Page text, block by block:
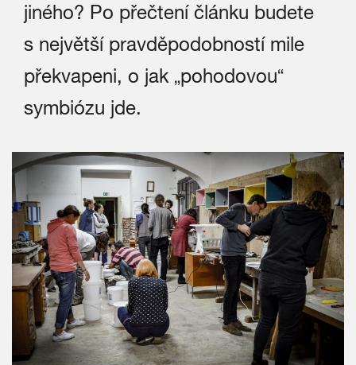
jiného? Po přečtení článku budete
s největší pravděpodobností mile
překvapeni, o jak „pohodovou“
symbiózu jde.